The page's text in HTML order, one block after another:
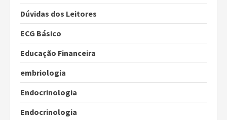
Dúvidas dos Leitores
ECG Básico
Educação Financeira
embriologia
Endocrinologia
Endocrinologia